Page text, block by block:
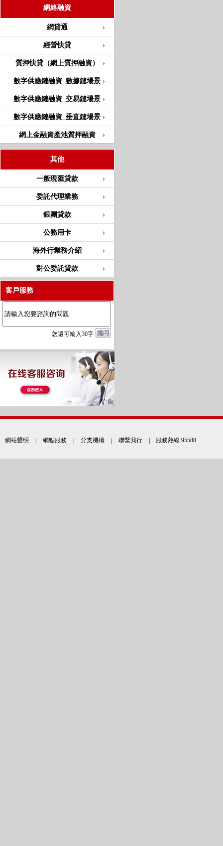
網絡融資
網貸通
經營快貸
質押快貸（網上質押融資）
數字供應鏈融資_數據鏈場景
數字供應鏈融資_交易鏈場景
數字供應鏈融資_垂直鏈場景
網上金融資產池質押融資
其他
一般現匯貸款
委託代理業務
銀團貸款
公務用卡
海外行業務介紹
對公委託貸款
客戶服務
您還可輸入30字
網站聲明 網點服務 分支機構 聯繫我行 | 服務熱線 95588